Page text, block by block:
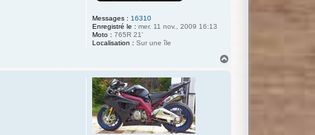
Messages : 16310
Enregistré le : mer. 11 nov., 2009 16:13
Moto : 765R 21'
Localisation : Sur une île